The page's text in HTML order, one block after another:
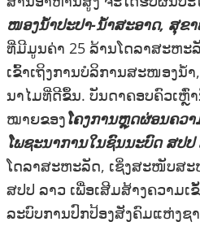
ໜອງນ້ໍາປະ​ປາ-ນ້ຳສະອາດ, ສຸຂ
ທີ່ມີມູນຄ່າ 25 ລ້ານໂດລາສະຫະ
ເຂົ້າ​ເຖິງການບໍລິການສະໜອງນ້ໍ
ນາໄມທີ່​ດີ​ຂຶ້ນ. ບັນ​ດາ​ຄອບຄົວເຫຼົ່
ໝາຍຂອງໂຄງການຫຼຸດຜ່ອນຄວ
ໂພ​ຊະ​ນາ​ການໃນ​ຊົນ​ນະ​ບົດ ສປປ
ໂດລາສະຫະລັດ, ເຊິ່ງສະໜັບສ
ສປປ ລາວ ເພື່ອເສີມສ້າງຄວາມ​ເ
ລະ​ບົບການປົກປ້ອງສັງຄົມແຫ່ງຊ